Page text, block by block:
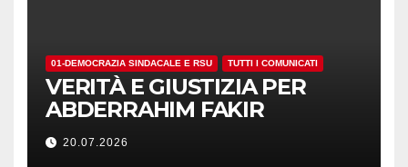
01-DEMOCRAZIA SINDACALE E RSU TUTTI I COMUNICATI
VERITÀ E GIUSTIZIA PER
ABDERRAHIM FAKIR
20.07.2026